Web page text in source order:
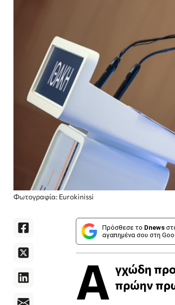
Φωτογραφία: Eurokinissi
Πρόσθεσε το Dnews
αγαπημένα σου στη
Α γχώδη
πρώην